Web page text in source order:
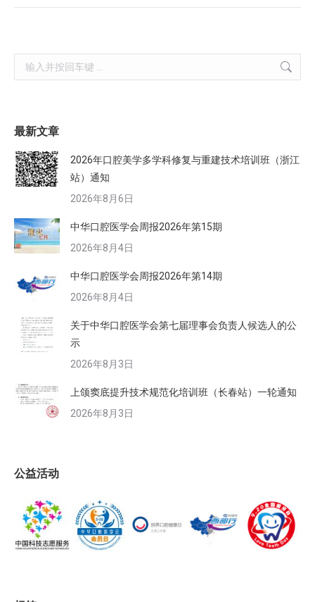
Search:
最新文章
2026年口腔美学多学科修复与重建技术培训班（浙江
站）通知
2026年8月6日
中华口腔医学会周报2026年第15期
2026年8月4日
中华口腔医学会周报2026年第14期
2026年8月4日
关于中华口腔医学会第七届理事会负责人候选人的公
示
2026年8月3日
上颌窦底提升技术规范化培训班（长春站）一轮通知
2026年8月3日
公益活动